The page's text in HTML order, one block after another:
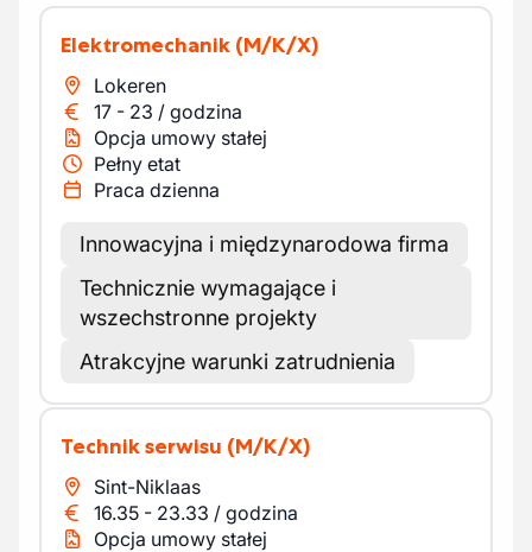
Elektromechanik (M/K/X)
Lokeren
17 - 23 / godzina
Opcja umowy stałej
Pełny etat
Praca dzienna
Innowacyjna i międzynarodowa firma
Technicznie wymagające i
wszechstronne projekty
Atrakcyjne warunki zatrudnienia
Technik serwisu (M/K/X)
Sint-Niklaas
16.35 - 23.33 / godzina
Opcja umowy stałej